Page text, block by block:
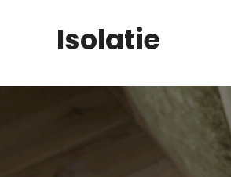
Isolatie